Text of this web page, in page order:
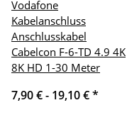
Vodafone
Kabelanschluss
Anschlusskabel
Cabelcon F-6-TD 4.9 4K
8K HD 1-30 Meter
7,90 € - 19,10 €*